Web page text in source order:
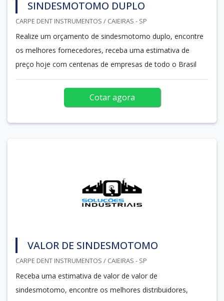
SINDESMOTOMO DUPLO
CARPE DENT INSTRUMENTOS / CAIEIRAS - SP
Realize um orçamento de sindesmotomo duplo, encontre
os melhores fornecedores, receba uma estimativa de
preço hoje com centenas de empresas de todo o Brasil
Cotar agora
VALOR DE SINDESMOTOMO
CARPE DENT INSTRUMENTOS / CAIEIRAS - SP
Receba uma estimativa de valor de valor de
sindesmotomo, encontre os melhores distribuidores,